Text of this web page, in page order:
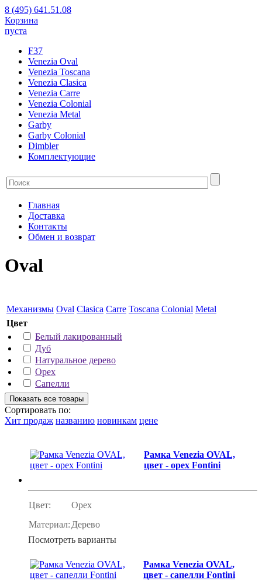
8 (495) 641.51.08
Корзина
пуста
F37
Venezia Oval
Venezia Toscana
Venezia Clasica
Venezia Carre
Venezia Colonial
Venezia Metal
Garby
Garby Colonial
Dimbler
Комплектующие
Главная
Доставка
Контакты
Обмен и возврат
Oval
Механизмы Oval Clasica Carre Toscana Colonial Metal
Цвет
Белый лакированный
Дуб
Натуральное дерево
Орех
Сапелли
Сортировать по:
Хит продаж названию новинкам цене
Рамка Venezia OVAL,
цвет - орех Fontini
Цвет:
Орех
Материал: Дерево
Посмотреть варианты
Рамка Venezia OVAL,
цвет - сапелли Fontini